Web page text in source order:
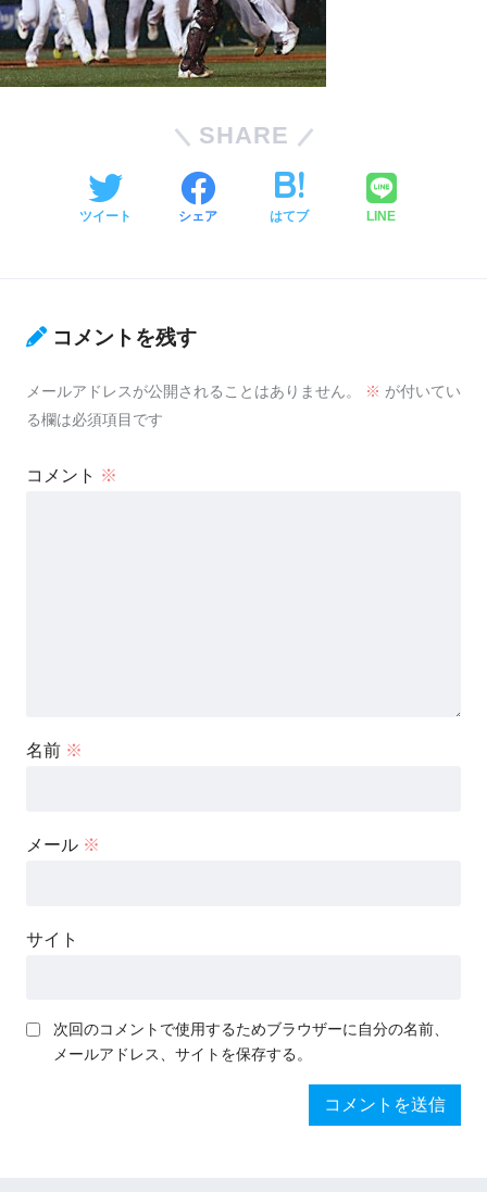
SHARE
ツイート シェア はてブ LINE
コメントを残す
メールアドレスが公開されることはありません。 ※ が付いてい
る欄は必須項目です
コメント ※
名前 ※
メール ※
サイト
次回のコメントで使用するためブラウザーに自分の名前、
メールアドレス、サイトを保存する。